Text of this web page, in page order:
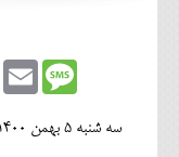
وبلاگMessage
سه شنبه 5 بهمن 1400-19:16